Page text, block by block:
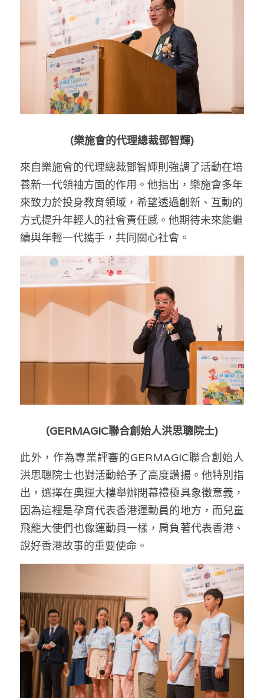
(樂施會的代理總裁鄧智輝)
來自樂施會的代理總裁鄧智輝則強調了活動在培
養新一代領袖方面的作用。他指出，樂施會多年
來致力於投身教育領域，希望透過創新、互動的
方式提升年輕人的社會責任感。他期待未來能繼
續與年輕一代攜手，共同關心社會。
(GERMAGIC聯合創始人洪思聰院士)
此外，作為專業評審的GERMAGIC聯合創始人
洪思聰院士也對活動給予了高度讚揚。他特別指
出，選擇在奧運大樓舉辦閉幕禮極具象徵意義，
因為這裡是孕育代表香港運動員的地方，而兒童
飛龍大使們也像運動員一樣，肩負著代表香港、
說好香港故事的重要使命。